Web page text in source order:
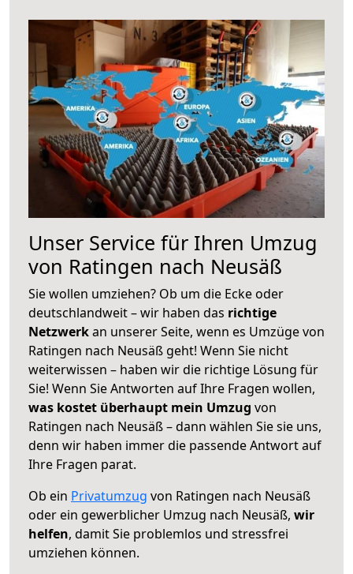
Unser Service für Ihren Umzug
von Ratingen nach Neusäß
Sie wollen umziehen? Ob um die Ecke oder
deutschlandweit – wir haben das richtige
Netzwerkan unserer Seite, wenn es Umzüge von
Ratingen nach Neusäß geht! Wenn Sie nicht
weiterwissen – haben wir die richtige Lösung für
Sie! Wenn Sie Antworten auf Ihre Fragen wollen,
was kostet überhaupt mein Umzug von
Ratingen nach Neusäß – dann wählen Sie sie uns,
denn wir haben immer die passende Antwort auf
Ihre Fragen parat.
Ob ein Privatumzug von Ratingen nach Neusäß
oder ein gewerblicher Umzug nach Neusäß, wir
helfen, damit Sie problemlos und stressfrei
umziehen können.